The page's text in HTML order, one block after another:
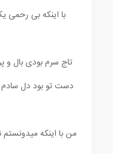
با اینکه بی رحمی
تاج سرم بودی بال و
دست تو بود دل سادم
من با اینکه